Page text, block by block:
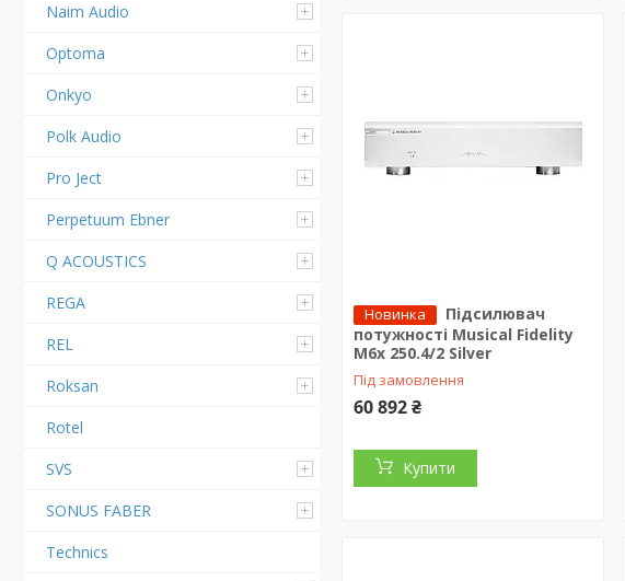
Naim Audio
Optoma
Onkyo
Polk Audio
Pro Ject
Perpetuum Ebner
Q ACOUSTICS
REGA
REL
Roksan
Rotel
SVS
SONUS FABER
Technics
Новинка
Підсилювач
потужності Musical Fidelity
M6x 250.4/2 Silver
Під замовлення
60 892 ₴
Купити